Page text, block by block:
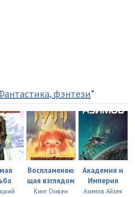
фэнтези"
Воспламеняю
щая взглядом
Кинг Стивен
Академия и
Империя
Азимов Айзек